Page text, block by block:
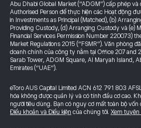
Abu Dhabi Global Market (“ADGM”) cấp phép
Authorised Person để thực hiện các Hoạt động
in Investments as Principal (Matched), (b)
Providing Custody, (d) Arranging Custody và (e)
Financial Services Permission Number 220073)
Market Regulations 2015 (“FSMR”). Văn phòng
doanh chính của công ty nằm tại Office 207 and
Sarab Tower, ADGM Square, Al Maryah Island,
Emirates (“UAE”).
eToro AUS Capital Limited ACN 612 791 803
hóa không được quản lý và có tính đầu cơ cao.
người tiêu dùng. Bạn có nguy cơ mất toàn bộ
Điều khoản và Điều kiện của chúng tôi. Xem tuyên